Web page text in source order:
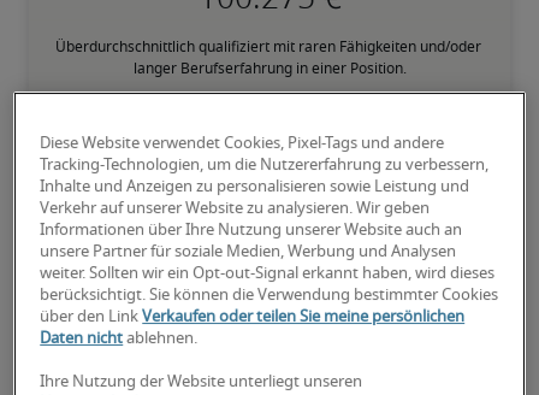
Überdurchschnittlich qualifiziert mit raren Fähigkeiten und/oder
langer Berufserfahrung in einer Position.
Gehälter für ähnliche
Positionen
Diese Website verwendet Cookies, Pixel-Tags und andere
Tracking-Technologien, um die Nutzererfahrung zu verbessern,
Inhalte und Anzeigen zu personalisieren sowie Leistung und
Verkehr auf unserer Website zu analysieren. Wir geben
Informationen über Ihre Nutzung unserer Website auch an
unsere Partner für soziale Medien, Werbung und Analysen
weiter. Sollten wir ein Opt-out-Signal erkannt haben, wird dieses
berücksichtigt. Sie können die Verwendung bestimmter Cookies
über den LinkVerkaufen oder teilen Sie meine persönlichen
Daten nicht ablehnen.
Ihre Nutzung der Website unterliegt unseren